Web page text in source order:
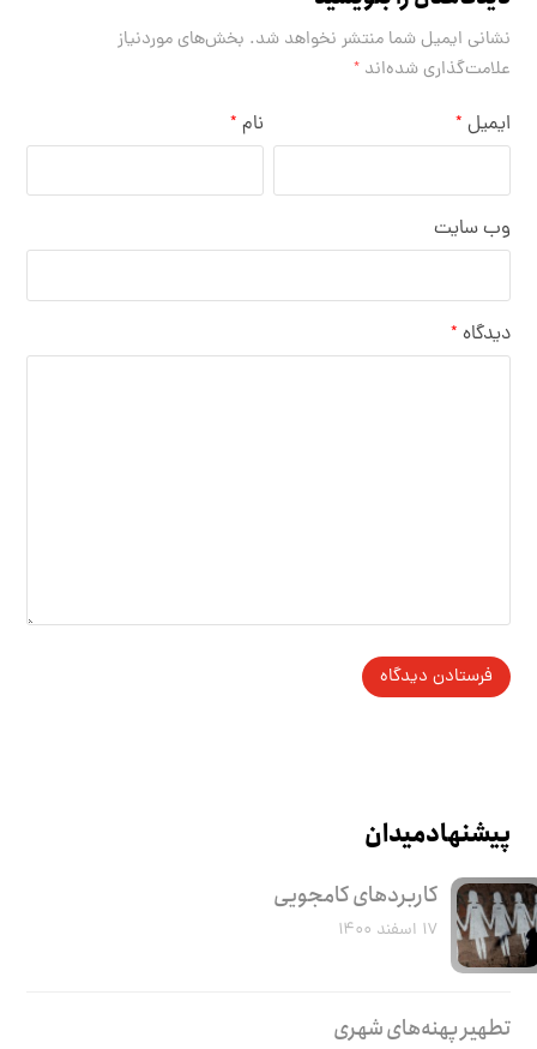
نشانی ایمیل شما منتشر نخواهد شد. بخش‌های موردنیاز
علامت‌گذاری شده‌اند*
نام * ایمیل *
وب‌ سایت
دیدگاه *
پیشنهاد میدان
کاربرد‌های کامجویی
۱۷ اسفند ۱۴۰۰
تطهیر پهنه‌های شهری